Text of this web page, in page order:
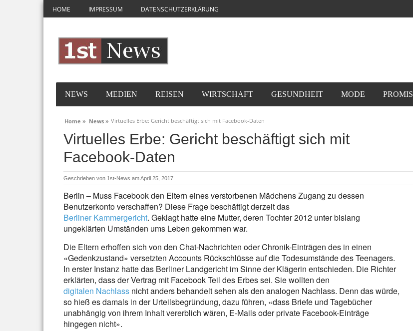
HOME IMPRESSUM DATENSCHUTZERKLÄRUNG
NEWS MEDIEN REISEN WIRTSCHAFT GESUNDHEIT MODE PROMIS
Home » News » Virtuelles Erbe: Gericht beschäftigt sich mit Facebook-Daten
Virtuelles Erbe: Gericht beschäftigt sich mit
Facebook-Daten
Geschrieben von 1st-News am April 25, 2017
Berlin – Muss Facebook den Eltern eines verstorbenen Mädchens Zugang zu dessen
Benutzerkonto verschaffen? Diese Frage beschäftigt derzeit das
Berliner Kammergericht. Geklagt hatte eine Mutter, deren Tochter 2012 unter bislang
ungeklärten Umständen ums Leben gekommen war.
Die Eltern erhoffen sich von den Chat-Nachrichten oder Chronik-Einträgen des in einen
«Gedenkzustand» versetzten Accounts Rückschlüsse auf die Todesumstände des Teenagers.
In erster Instanz hatte das Berliner Landgericht im Sinne der Klägerin entschieden. Die Richter
erklärten, dass der Vertrag mit Facebook Teil des Erbes sei. Sie wollten den
digitalen Nachlass nicht anders behandelt sehen als den analogen Nachlass. Denn das würde,
so hieß es damals in der Urteilsbegründung, dazu führen, «dass Briefe und Tagebücher
unabhängig von ihrem Inhalt vererblich wären, E-Mails oder private Facebook-Einträge
hingegen nicht».